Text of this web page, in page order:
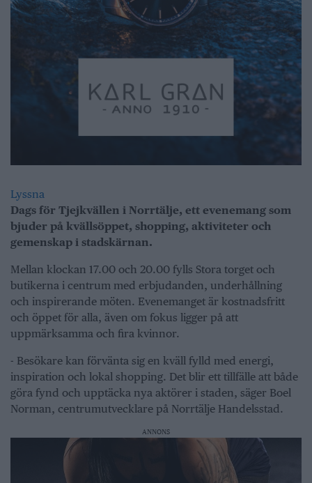
Lyssna
Dags för Tjejkvällen i Norrtälje, ett evenemang som
bjuder på kvällsöppet, shopping, aktiviteter och
gemenskap i stadskärnan.
Mellan klockan 17.00 och 20.00 fylls Stora torget och
butikerna i centrum med erbjudanden, underhållning
och inspirerande möten. Evenemanget är kostnadsfritt
och öppet för alla, även om fokus ligger på att
uppmärksamma och fira kvinnor.
- Besökare kan förvänta sig en kväll fylld med energi,
inspiration och lokal shopping. Det blir ett tillfälle att både
göra fynd och upptäcka nya aktörer i staden, säger Boel
Norman, centrumutvecklare på Norrtälje Handelsstad.
ANNONS